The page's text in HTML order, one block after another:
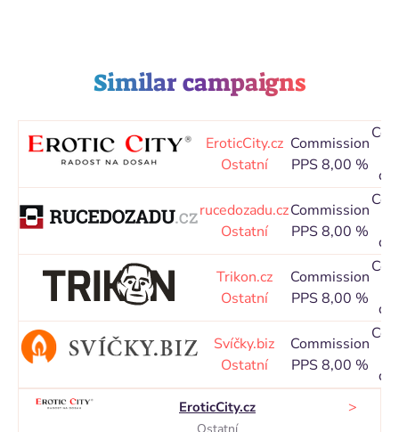
Similar campaigns
EroticCity.cz
Ostatní
Commission
PPS 8,00 %
rucedozadu.cz
Ostatní
Commission
PPS 8,00 %
Trikon.cz
Ostatní
Commission
PPS 8,00 %
Svíčky.biz
Ostatní
Commission
PPS 8,00 %
EroticCity.cz >